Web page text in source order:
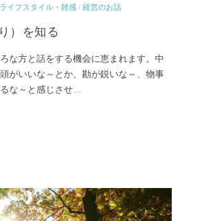
ライフスタイル・雑感 / 経営のお話
）を知る
な方と話をする機会に恵まれます。中
がいいな～とか、勘が鋭いな～、物事
な～と感じさせ...